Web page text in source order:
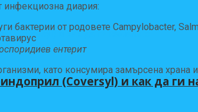
(Coversyl) и как да ги
инфекциозна диария:
бактерии от родовете Campylobacter,
ентерит
като консумира замърсена